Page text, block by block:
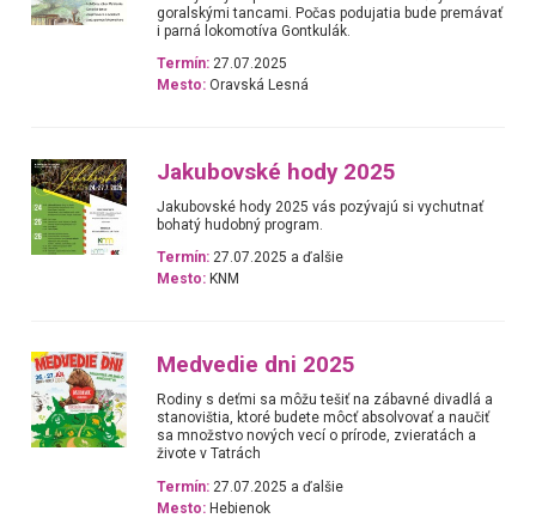
goralskými tancami. Počas podujatia bude premávať
i parná lokomotíva Gontkulák.
Termín: 27.07.2025
Mesto: Oravská Lesná
Jakubovské hody 2025
Jakubovské hody 2025 vás pozývajú si vychutnať
bohatý hudobný program.
Termín: 27.07.2025 a ďalšie
Mesto: KNM
Medvedie dni 2025
Rodiny s deťmi sa môžu tešiť na zábavné divadlá a
stanovištia, ktoré budete môcť absolvovať a naučiť
sa množstvo nových vecí o prírode, zvieratách a
živote v Tatrách
Termín: 27.07.2025 a ďalšie
Mesto: Hebienok